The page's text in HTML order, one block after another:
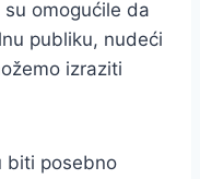
omogućile da
publiku, nudeći
izraziti
biti posebno